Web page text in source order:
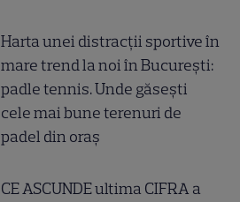
Harta unei distracții sportive în
mare trend la noi în București:
padle tennis. Unde găsești
cele mai bune terenuri de
padel din oraș
CE ASCUNDE ultima CIFRA a